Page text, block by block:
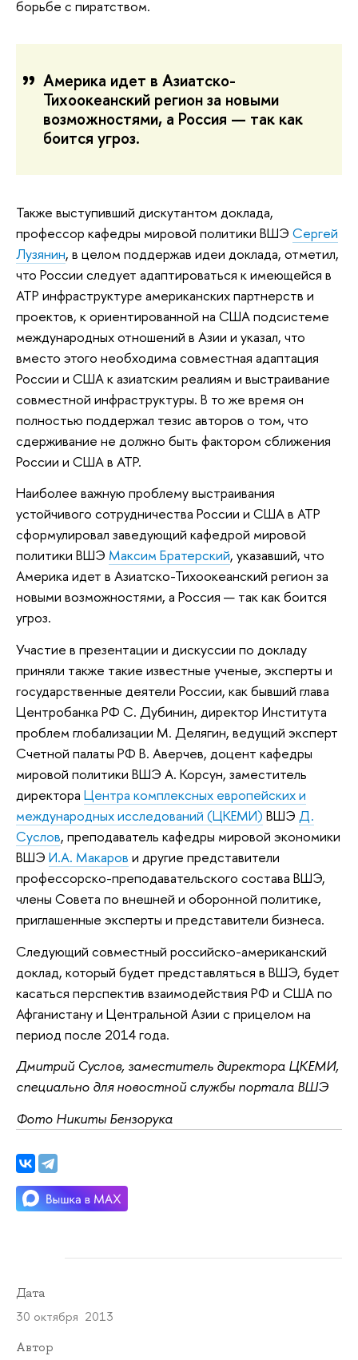
борьбе с пиратством.
Америка идет в Азиатско-
Тихоокеанский регион за новыми
возможностями, а Россия — так как
боится угроз.
Также выступивший дискутантом доклада,
профессор кафедры мировой политики ВШЭ Сергей
Лузянин, в целом поддержав идеи доклада, отметил,
что России следует адаптироваться к имеющейся в
АТР инфраструктуре американских партнерств и
проектов, к ориентированной на США подсистеме
международных отношений в Азии и указал, что
вместо этого необходима совместная адаптация
России и США к азиатским реалиям и выстраивание
совместной инфраструктуры. В то же время он
полностью поддержал тезис авторов о том, что
сдерживание не должно быть фактором сближения
России и США в АТР.
Наиболее важную проблему выстраивания
устойчивого сотрудничества России и США в АТР
сформулировал заведующий кафедрой мировой
политики ВШЭ Максим Братерский, указавший, что
Америка идет в Азиатско-Тихоокеанский регион за
новыми возможностями, а Россия — так как боится
угроз.
Участие в презентации и дискуссии по докладу
приняли также такие известные ученые, эксперты и
государственные деятели России, как бывший глава
Центробанка РФ С. Дубинин, директор Института
проблем глобализации М. Делягин, ведущий эксперт
Счетной палаты РФ В. Аверчев, доцент кафедры
мировой политики ВШЭ А. Корсун, заместитель
директора Центра комплексных европейских и
международных исследований (ЦКЕМИ) ВШЭ Д.
Суслов, преподаватель кафедры мировой экономики
ВШЭ И.А. Макаров и другие представители
профессорско-преподавательского состава ВШЭ,
члены Совета по внешней и оборонной политике,
приглашенные эксперты и представители бизнеса.
Следующий совместный российско-американский
доклад, который будет представляться в ВШЭ, будет
касаться перспектив взаимодействия РФ и США по
Афганистану и Центральной Азии с прицелом на
период после 2014 года.
Дмитрий Суслов, заместитель директора ЦКЕМИ,
специально для новостной службы портала ВШЭ
Фото Никиты Бензорука
Дата
30 октября 2013
Автор